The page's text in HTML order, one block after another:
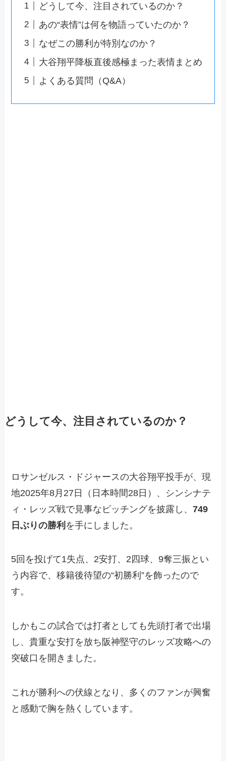
どうして今、注目されているのか？
あの“表情”は何を物語っていたのか？
なぜこの勝利が特別なのか？
大谷翔平降板直後感極まった表情まとめ
よくある質問（Q&A）
どうして今、注目されているのか？
ロサンゼルス・ドジャースの大谷翔平投手が、現
地2025年8月27日（日本時間28日）、シンシナテ
ィ・レッズ戦で見事なピッチングを披露し、749
日ぶりの勝利 を手にしました。
5回を投げて1失点、2安打、2四球、9奪三振とい
う内容で、移籍後待望の“初勝利”を飾ったので
す。
しかもこの試合では打者としても先頭打者で出場
し、貴重な安打を放ち阪神堅守のレッズ攻略への
突破口を開きました。
これが勝利への伏線となり、多くのファンが興奮
と感動で胸を熱くしています。